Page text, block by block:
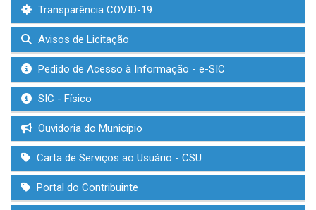
Transparência COVID-19
Avisos de Licitação
Pedido de Acesso à Informação - e-SIC
SIC - Físico
Ouvidoria do Município
Carta de Serviços ao Usuário - CSU
Portal do Contribuinte